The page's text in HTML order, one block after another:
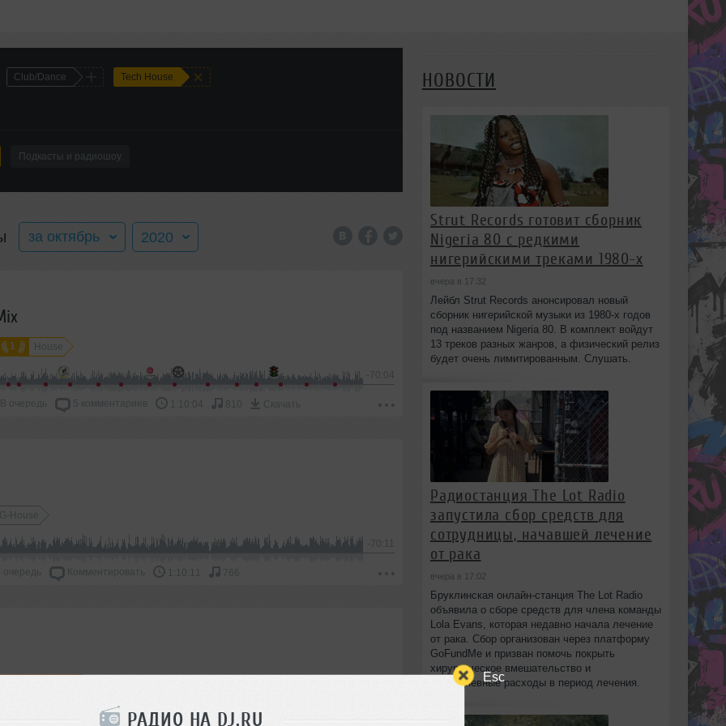
Esc
РАДИО НА DJ.RU
Club/Dance Tech House +
Подкасты и радиошоу
за октябрь
февраль
март
апрель
август
сентябрь
октябрь
2020
2019
2024
2025
1 House
-70:04
В очередь 5 комментариев Скачать
House
-70:11
очередь Комментировать 766
НОВОСТИ
Strut Records готовит сборник
Nigeria 80 с редкими
нигерийскими треками 1980-х
вчера в 17:32
Лейбл Strut Records анонсировал новый
сборник нигерийской музыки из 1980-х годов
под названием Nigeria 80. В комплект войдут
13 треков разных жанров, а физический релиз
будет очень лимитированным. Слушать.
Радиостанция The Lot Radio
запустила сбор средств для
сотрудницы, начавшей лечение
от рака
вчера в 17:02
Бруклинская онлайн-станция The Lot Radio
объявила о сборе средств для члена команды
Lola Evans, которая недавно начала лечение
от рака. Сбор организован через платформу
GoFundMe и призван помочь покрыть
хирургическое вмешательство и
повседневные расходы в период лечения.